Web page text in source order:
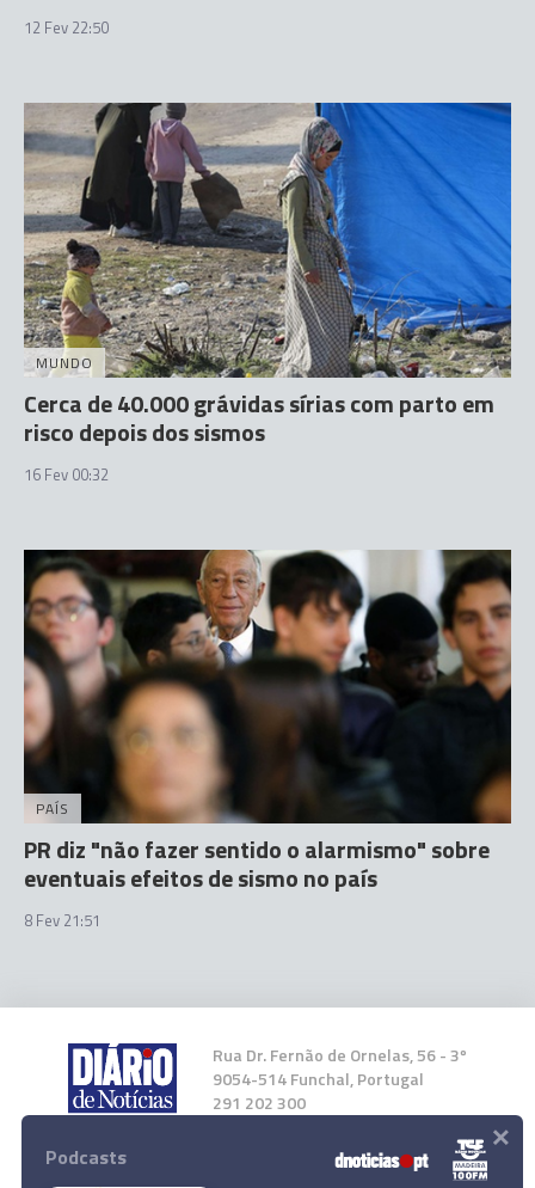
12 Fev 22:50
MUNDO
Cerca de 40.000 grávidas sírias com parto em
risco depois dos sismos
16 Fev 00:32
PAÍS
PR diz "não fazer sentido o alarmismo" sobre
eventuais efeitos de sismo no país
8 Fev 21:51
Rua Dr. Fernão de Ornelas, 56 - 3º
9054-514 Funchal, Portugal
291 202 300
Instale a nossa App
Podcasts ×